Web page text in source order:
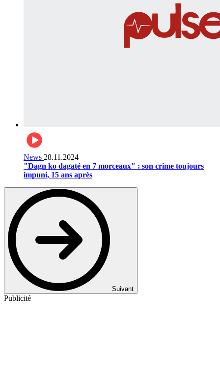
News 28.11.2024
"Dagn ko dagaté en 7 morceaux" : son crime toujours
impuni, 15 ans après
Suivant
Publicité